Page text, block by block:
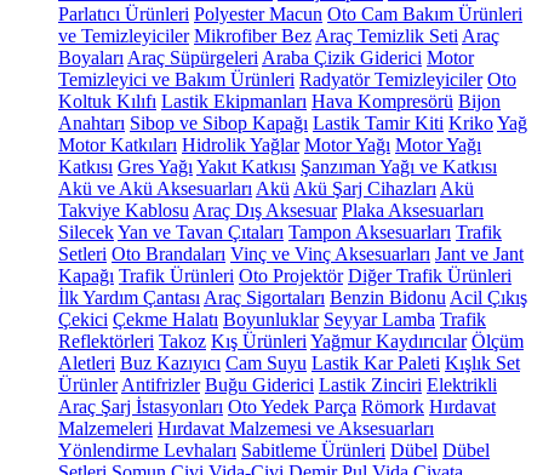
Parlatıcı Ürünleri Polyester Macun Oto Cam Bakım Ürünleri
ve Temizleyiciler Mikrofiber Bez Araç Temizlik Seti Araç
Boyaları Araç Süpürgeleri Araba Çizik Giderici Motor
Temizleyici ve Bakım Ürünleri Radyatör Temizleyiciler Oto
Koltuk Kılıfı Lastik Ekipmanları Hava Kompresörü Bijon
Anahtarı Sibop ve Sibop Kapağı Lastik Tamir Kiti KrikoYağ
Motor Katkıları Hidrolik Yağlar Motor Yağı Motor Yağı
Katkısı Gres Yağı Yakıt Katkısı Şanzıman Yağı ve Katkısı
Akü ve Akü Aksesuarları Akü Akü Şarj Cihazları Akü
Takviye Kablosu Araç Dış Aksesuar Plaka Aksesuarları
SilecekYan ve Tavan Çıtaları Tampon Aksesuarları Trafik
Setleri Oto Brandaları Vinç ve Vinç Aksesuarları Jant ve Jant
Kapağı Trafik Ürünleri Oto Projektör Diğer Trafik Ürünleri
İlk Yardım Çantası Araç Sigortaları Benzin Bidonu Acil Çıkış
Çekici Çekme Halatı Boyunluklar Seyyar Lamba Trafik
Reflektörleri Takoz Kış Ürünleri Yağmur Kaydırıcılar Ölçüm
Aletleri Buz Kazıyıcı Cam Suyu Lastik Kar Paleti Kışlık Set
Ürünler Antifrizler Buğu Giderici Lastik Zinciri Elektrikli
Araç Şarj İstasyonları Oto Yedek Parça Römork Hırdavat
Malzemeleri Hırdavat Malzemesi ve Aksesuarları
Yönlendirme Levhaları Sabitleme Ürünleri Dübel Dübel